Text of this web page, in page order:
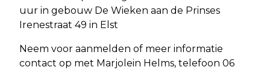
uur in gebouw De Wieken aan de Prinses
Irenestraat 49 in Elst
Neem voor aanmelden of meer informatie
contact op met Marjolein Helms, telefoon 06